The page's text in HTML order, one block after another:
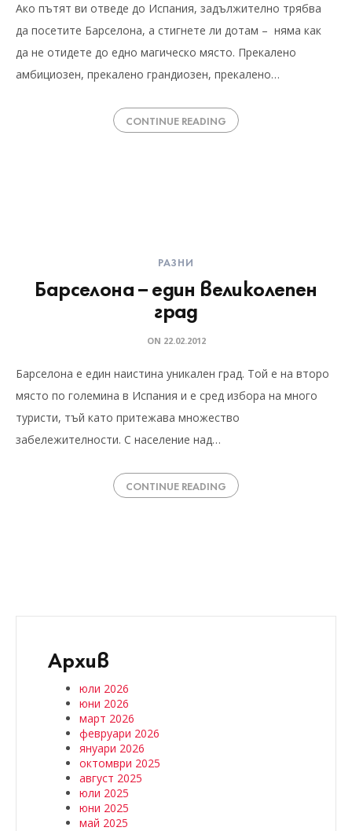
Ако пътят ви отведе до Испания, задължително трябва
да посетите Барселона, а стигнете ли дотам – няма как
да не отидете до едно магическо място. Прекалено
амбициозен, прекалено грандиозен, прекалено…
CONTINUE READING
РАЗНИ
Барселона – един великолепен
град
ON 22.02.2012
Барселона е един наистина уникален град. Той е на второ
място по големина в Испания и е сред избора на много
туристи, тъй като притежава множество
забележителности. С население над…
CONTINUE READING
Архив
юли 2026
юни 2026
март 2026
февруари 2026
януари 2026
октомври 2025
август 2025
юли 2025
юни 2025
май 2025